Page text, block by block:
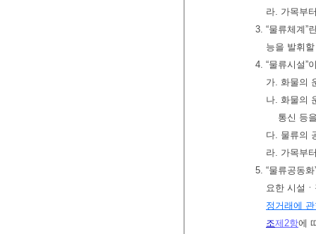
라. 가목부
3. “물류체계”
능을 발휘
4. “물류시설”
가. 화물의
나. 화물의
통신 등
다. 물류의
라. 가목부
5. “물류공동
요한 시설
정거래에
조제2항에